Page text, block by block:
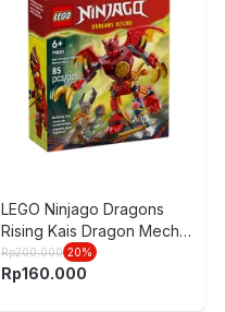
LEGO Ninjago Dragons
Rising Kais Dragon Mech
Battle Pack Set 85 pcs
71851 - Merah
Rp200.000 20%
Rp160.000